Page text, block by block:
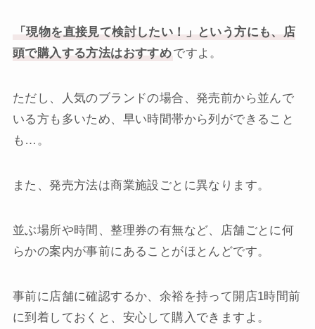
「現物を直接見て検討したい！」という方にも、店
頭で購入する方法はおすすめですよ。
ただし、人気のブランドの場合、発売前から並んで
いる方も多いため、早い時間帯から列ができること
も…。
また、発売方法は商業施設ごとに異なります。
並ぶ場所や時間、整理券の有無など、店舗ごとに何
らかの案内が事前にあることがほとんどです。
事前に店舗に確認するか、余裕を持って開店1時間前
に到着しておくと、安心して購入できますよ。